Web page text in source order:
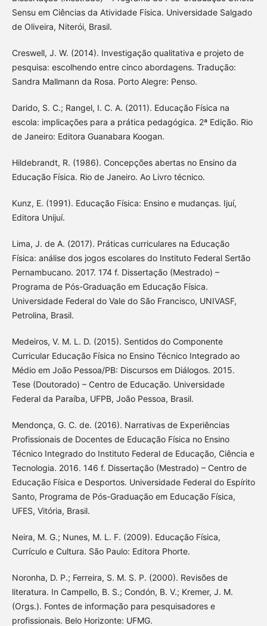
Sensu em Ciências da Atividade Física. Universidade Salgado
de Oliveira, Niterói, Brasil.
Creswell, J. W. (2014). Investigação qualitativa e projeto de
pesquisa: escolhendo entre cinco abordagens. Tradução:
Sandra Mallmann da Rosa. Porto Alegre: Penso.
Darido, S. C.; Rangel, I. C. A. (2011). Educação Física na
escola: implicações para a prática pedagógica. 2ª Edição. Rio
de Janeiro: Editora Guanabara Koogan.
Hildebrandt, R. (1986). Concepções abertas no Ensino da
Educação Física. Rio de Janeiro. Ao Livro técnico.
Kunz, E. (1991). Educação Física: Ensino e mudanças. Ijuí,
Editora Unijuí.
Lima, J. de A. (2017). Práticas curriculares na Educação
Física: análise dos jogos escolares do Instituto Federal Sertão
Pernambucano. 2017. 174 f. Dissertação (Mestrado) –
Programa de Pós-Graduação em Educação Física.
Universidade Federal do Vale do São Francisco, UNIVASF,
Petrolina, Brasil.
Medeiros, V. M. L. D. (2015). Sentidos do Componente
Curricular Educação Física no Ensino Técnico Integrado ao
Médio em João Pessoa/PB: Discursos em Diálogos. 2015.
Tese (Doutorado) – Centro de Educação. Universidade
Federal da Paraíba, UFPB, João Pessoa, Brasil.
Mendonça, G. C. de. (2016). Narrativas de Experiências
Profissionais de Docentes de Educação Física no Ensino
Técnico Integrado do Instituto Federal de Educação, Ciência e
Tecnologia. 2016. 146 f. Dissertação (Mestrado) – Centro de
Educação Física e Desportos. Universidade Federal do Espírito
Santo, Programa de Pós-Graduação em Educação Física,
UFES, Vitória, Brasil.
Neira, M. G.; Nunes, M. L. F. (2009). Educação Física,
Currículo e Cultura. São Paulo: Editora Phorte.
Noronha, D. P.; Ferreira, S. M. S. P. (2000). Revisões de
literatura. In Campello, B. S.; Condón, B. V.; Kremer, J. M.
(Orgs.). Fontes de informação para pesquisadores e
profissionais. Belo Horizonte: UFMG.